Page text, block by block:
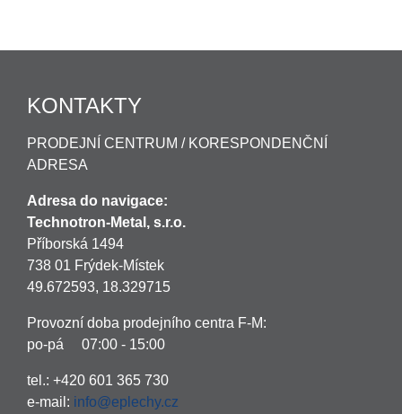
KONTAKTY
PRODEJNÍ CENTRUM / KORESPONDENČNÍ
ADRESA
Adresa do navigace:
Technotron-Metal, s.r.o.
Příborská 1494
738 01 Frýdek-Místek
49.672593, 18.329715
Provozní doba prodejního centra F-M:
po-pá 07:00 - 15:00
tel.: +420 601 365 730
e-mail: info@eplechy.cz